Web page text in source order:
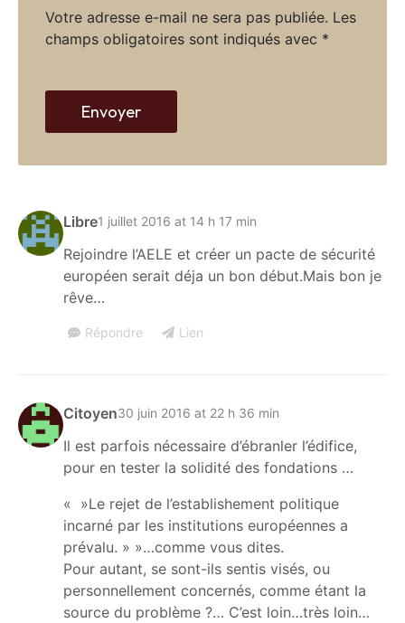
Libre1 juillet 2016 at 14 h 17 min
Rejoindre l’AELE et créer un pacte de sécurité
européen serait déja un bon début.Mais bon je
rêve…
Répondre Lien
Citoyen30 juin 2016 at 22 h 36 min
Il est parfois nécessaire d’ébranler l’édifice,
pour en tester la solidité des fondations …
« »Le rejet de l’establishement politique
incarné par les institutions européennes a
prévalu. » »…comme vous dites.
Pour autant, se sont-ils sentis visés, ou
personnellement concernés, comme étant la
source du problème ?… C’est loin…très loin…
Votre adresse e-mail ne sera pas publiée. Les
champs obligatoires sont indiqués avec *
*
e
w
b
Envoyer